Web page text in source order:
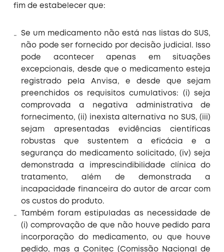
fim de estabelecer que:
Se um medicamento não está nas listas do SUS,
não pode ser fornecido por decisão judicial. Isso
pode acontecer apenas em situações
excepcionais, desde que o medicamento esteja
registrado pela Anvisa, e desde que sejam
preenchidos os requisitos cumulativos: (i) seja
comprovada a negativa administrativa de
fornecimento, (ii) inexista alternativa no SUS, (iii)
sejam apresentadas evidências científicas
robustas que sustentem a eficácia e a
segurança do medicamento solicitado, (iv) seja
demonstrada a imprescindibilidade clínica do
tratamento, além de demonstrada a
incapacidade financeira do autor de arcar com
os custos do produto.
Também foram estipuladas as necessidade de
(i) comprovação de que não houve pedido para
incorporação do medicamento, ou que houve
pedido, mas a Conitec (Comissão Nacional de